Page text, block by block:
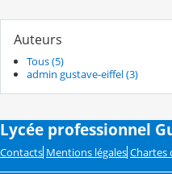
Auteurs
Tous (5)
admin gustave-eiffel (3)
Lycée professionnel
Contacts Mentions légales Chartes